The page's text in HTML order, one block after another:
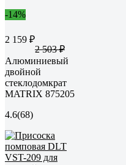
-14%
2 159 ₽
2 503 ₽
Алюминиевый
двойной
стеклодомкрат
MATRIX 875205
4.6(68)